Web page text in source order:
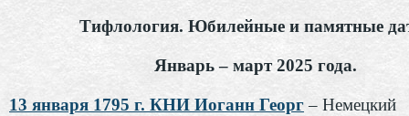
Тифлология. Юбилейные и памятные
Январь – март 2025 года.
13 января 1795 г. КНИ Иоганн Георг– Немецкий